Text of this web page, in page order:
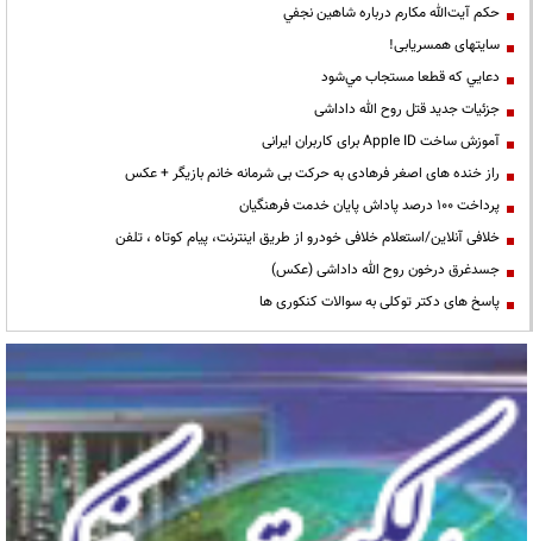
حكم آيت‌الله مكارم درباره شاهين نجفي
سایتهای همسریابی!
دعايي كه قطعا مستجاب مي‌شود
جزئیات جدید قتل روح الله داداشی
آموزش ساخت Apple ID برای کاربران ایرانی
راز خنده های اصغر فرهادی به حرکت بی شرمانه خانم بازیگر + عکس
پرداخت ۱۰۰ درصد پاداش پایان خدمت فرهنگیان
خلافی آنلاین/استعلام خلافی خودرو از طریق اینترنت، پیام کوتاه ، تلفن
جسدغرق درخون روح الله داداشی (عکس)
پاسخ های دکتر توکلی به سوالات کنکوری ها